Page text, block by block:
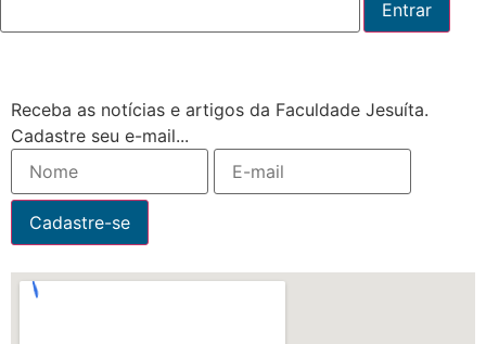
Receba as notícias e artigos da Faculdade Jesuíta.
Cadastre seu e-mail...